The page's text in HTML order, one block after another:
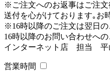
※ご注文へのお返事はご注
送付を心がけております｡お
※16時以降のご注文は翌日の
16時以降のお問い合わせへ
インターネット店 担当 平
営業時間